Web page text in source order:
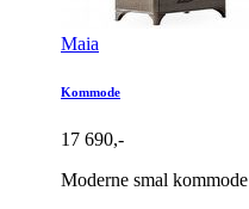
Maia
Kommode
17 690,-
Moderne smal kommode